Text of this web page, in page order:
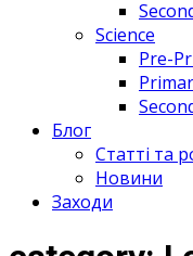
Science
Pre-
Блог
Статті та
Новини
Заходи